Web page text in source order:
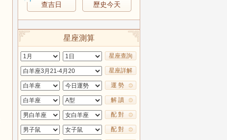
查吉日 歷史今天
星座測算
星座查詢
星座詳解
運 勢
解 讀
配 對
配 對